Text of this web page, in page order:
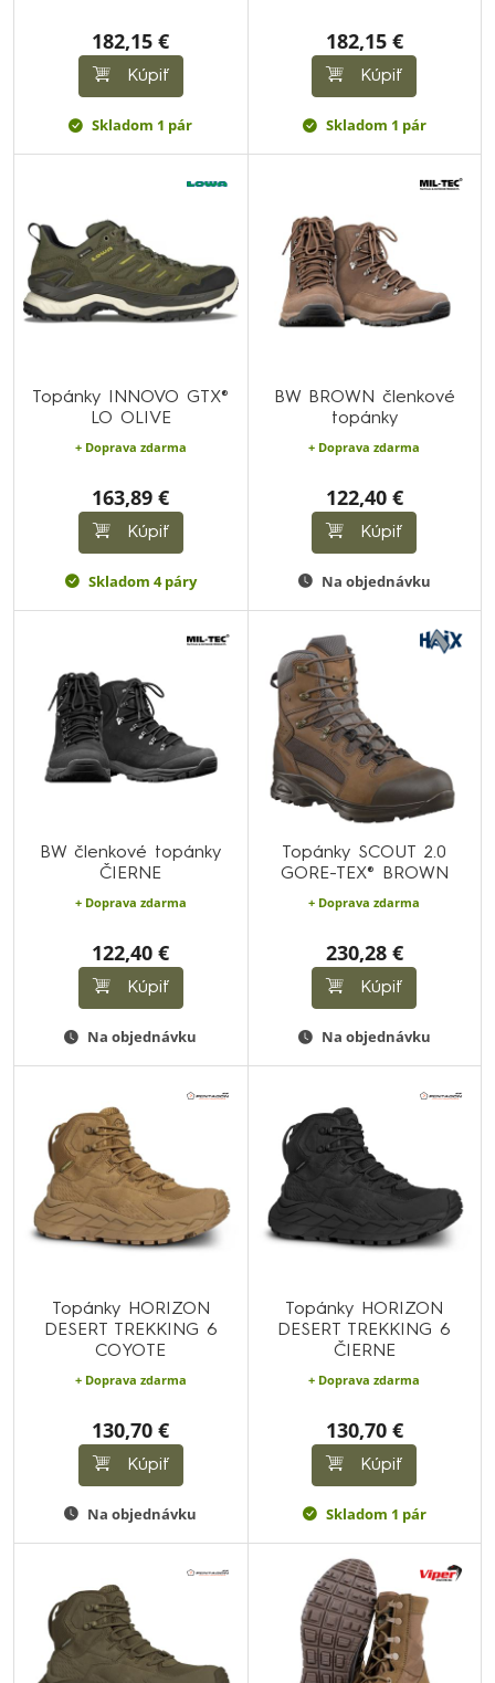
182,15 €
Kúpiť
Skladom 1 pár
182,15 €
Kúpiť
Skladom 1 pár
Topánky INNOVO GTX®
LO OLIVE
+ Doprava zdarma
163,89 €
Kúpiť
Skladom 4 páry
BW BROWN členkové
topánky
+ Doprava zdarma
122,40 €
Kúpiť
Na objednávku
BW členkové topánky
ČIERNE
+ Doprava zdarma
122,40 €
Kúpiť
Na objednávku
Topánky SCOUT 2.0
GORE-TEX® BROWN
+ Doprava zdarma
230,28 €
Kúpiť
Na objednávku
Topánky HORIZON
DESERT TREKKING 6
COYOTE
+ Doprava zdarma
130,70 €
Kúpiť
Na objednávku
Topánky HORIZON
DESERT TREKKING 6
ČIERNE
+ Doprava zdarma
130,70 €
Kúpiť
Skladom 1 pár